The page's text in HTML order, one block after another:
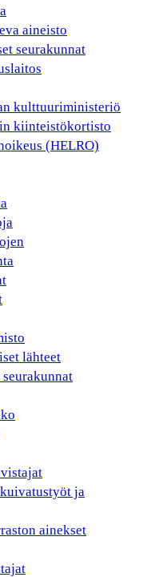
aineisto
seurakunnat
kulttuuriministeriö
kiinteistökortisto
(HELRO)
lähteet
ja
ainekset